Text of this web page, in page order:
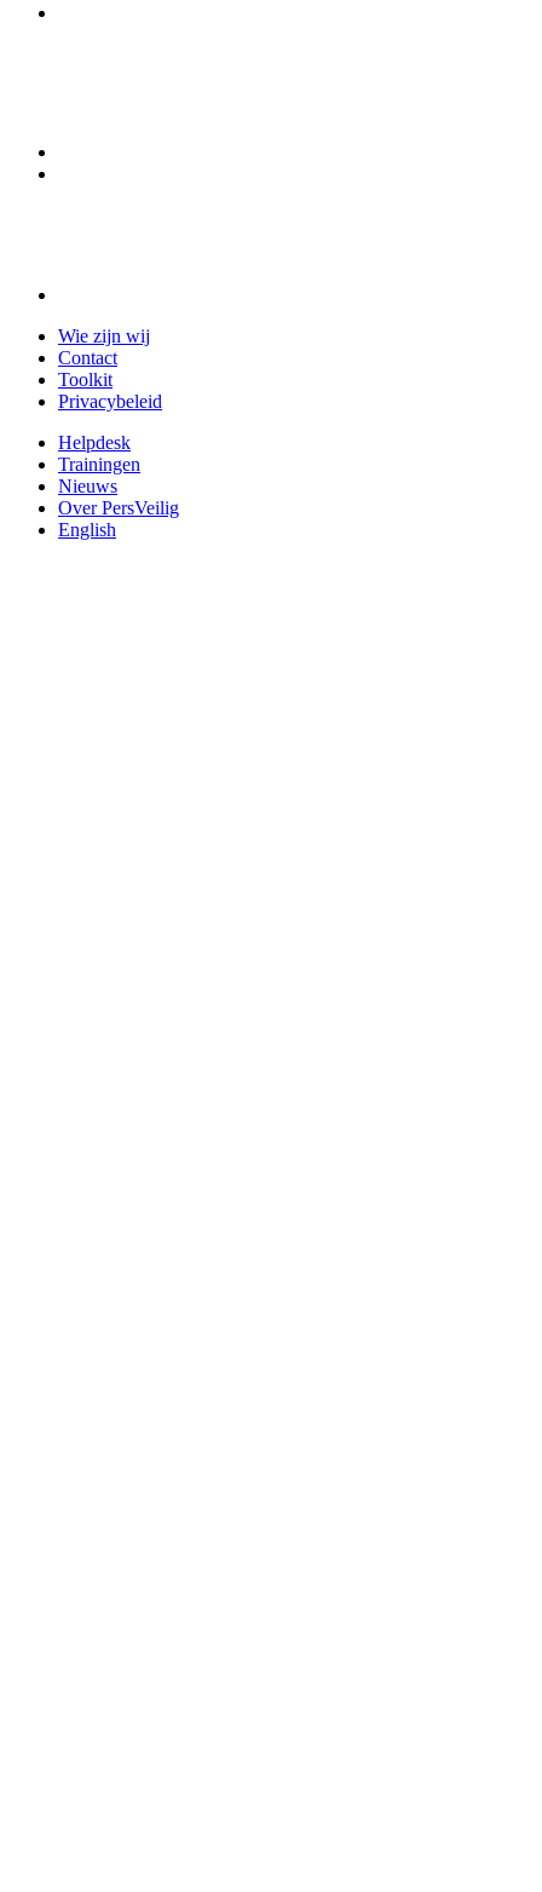
Wie zijn wij
Contact
Toolkit
Privacybeleid
Helpdesk
Trainingen
Nieuws
Over PersVeilig
English